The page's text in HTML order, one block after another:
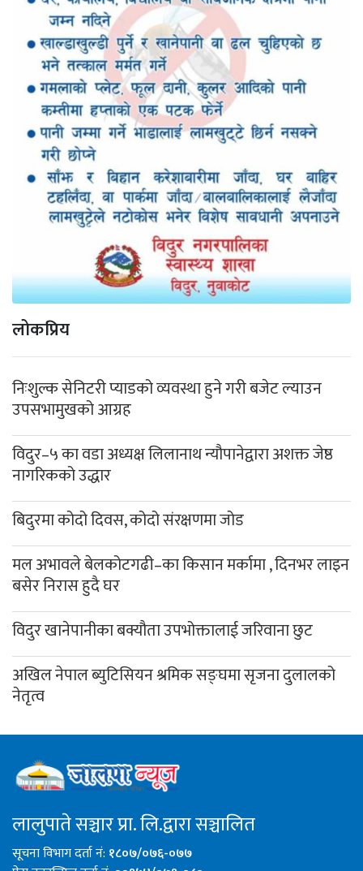
लोकप्रिय
निःशुल्क सेनिटरी प्याडको व्यवस्था हुने गरी बजेट ल्याउन
उपसभामुखको आग्रह
विदुर–५ का वडा अध्यक्ष लिलानाथ न्यौपानेद्वारा अशक्त जेष्ठ
नागरिकको उद्धार
बिदुरमा कोदो दिवस, कोदो संरक्षणमा जोड
मल अभावले बेलकोटगढी–का किसान मर्कामा , दिनभर लाइन
बसेर निरास हुदै घर
विदुर खानेपानीका बक्यौता उपभोक्तालाई जरिवाना छुट
अखिल नेपाल ब्युटिसियन श्रमिक सङ्घमा सृजना दुलालको
नेतृत्व
लालुपाते सञ्चार प्रा. लि.द्वारा सञ्चालित
सूचना विभाग दर्ता नं: १८०७/०७६-०७७